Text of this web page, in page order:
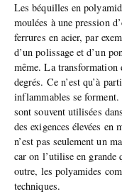
Les béquilles en
moulées à une pression
ferrures en acier, par
d’un polissage et d’un
même. La transformation
degrés. Ce n’est qu’à
inflammables se
sont souvent utilisées
des exigences élevées en
n’est pas seulement un
car on l’utilise en
outre, les polyamides
techniques.